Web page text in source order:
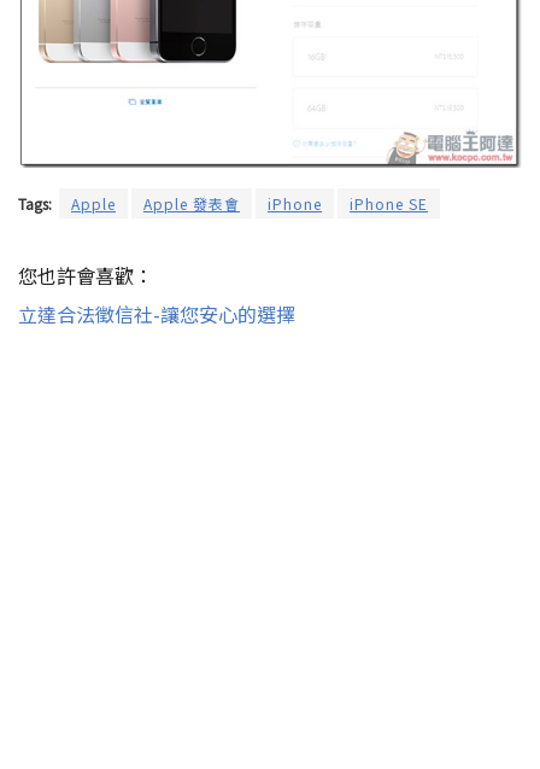
Tags: Apple Apple 發表會 iPhone iPhone SE
您也許會喜歡：
立達合法徵信社-讓您安心的選擇